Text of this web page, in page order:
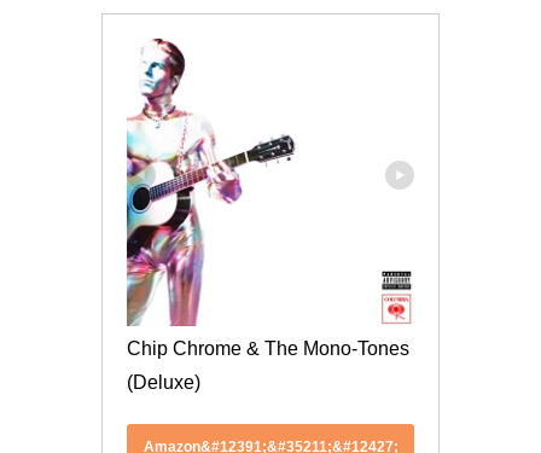
Chip Chrome & The Mono-Tones
(Deluxe)
Amazon&#12391;&#35211;&#12427;